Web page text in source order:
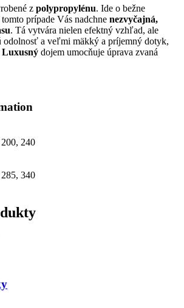
z polypropylénu. Ide o bežne
prípade Vás nadchne nezvyčajná,
. Tá vytvára nielen efektný vzhľad, ale
odolnosť a veľmi mäkký a príjemný dotyk,
Luxusný dojem umocňuje úprava zvaná
240
340